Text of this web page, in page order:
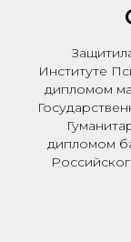
Институте
дипломом
дипломом